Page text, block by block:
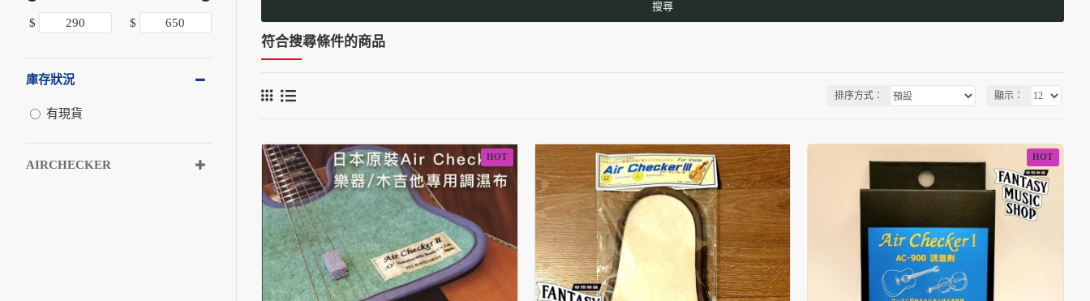
$ $
AIRCHECKER
庫存狀況
有現貨
搜尋
符合搜尋條件的商品
排序方式： 顯示：
HOT HOT